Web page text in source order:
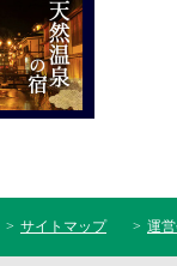
サイトマップ 運